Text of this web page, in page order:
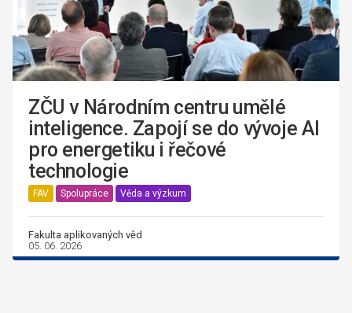
ZČU v Národním centru umělé
inteligence. Zapojí se do vývoje AI
pro energetiku i řečové
technologie
FAV Spolupráce Věda a výzkum
Fakulta aplikovaných věd
05. 06. 2026